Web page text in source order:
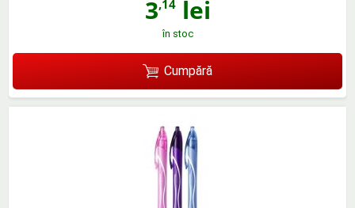
3,14lei
în stoc
Cumpără